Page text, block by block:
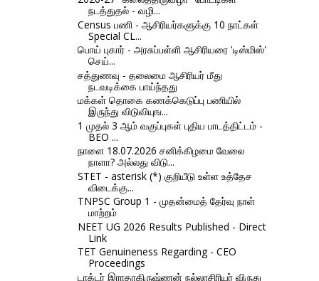
நடத்துதல் - வழி...
Census பணி - ஆசிரியர்களுக்கு 10 நாட்கள்
Special CL...
பொய் புகார் - அரசுப்பள்ளி ஆசிரியரை 'டிஸ்மிஸ்'
செய்...
சத்துணவு - தலைமை ஆசிரியர் மீது
நடவடிக்கை பாய்ந்தது
மக்கள் தொகை கணக்கெடுப்பு பணியில்
இருந்து விடுவியுங...
1 முதல் 3 ஆம் வகுப்புகள் புதிய பாடத்திட்டம் -
BEO ...
நாளை 18.07.2026 சனிக்கிழமை வேலை
நாளா? அல்லது விடு...
STET - asterisk (*) குறியீடு உள்ள உத்தேச
விடைக்கு...
TNPSC Group 1 - முதன்மைத் தேர்வு நாள்
மாற்றம்
NEET UG 2026 Results Published - Direct
Link
TET Genuineness Regarding - CEO
Proceedings
டாக்டர் இராதாகிருஷ்ணன் நல்லாசிரியர் விருது